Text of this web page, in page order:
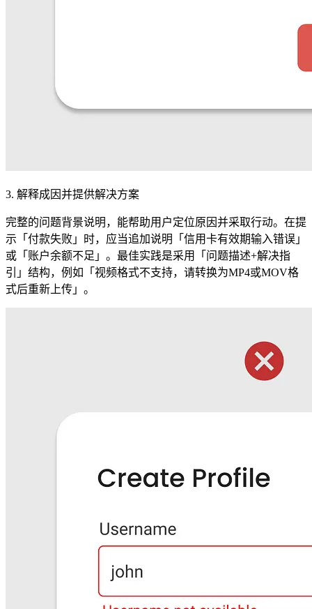
3. 解释成因并提供解决方案
完整的问题背景说明，能帮助用户定位原因并采取行动。在提
示「付款失败」时，应当追加说明「信用卡有效期输入错误」
或「账户余额不足」。最佳实践是采用「问题描述+解决指
引」结构，例如「视频格式不支持，请转换为MP4或MOV格
式后重新上传」。